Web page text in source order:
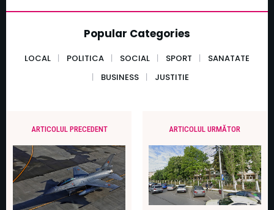
Popular Categories
LOCAL POLITICA SOCIAL SPORT
SANATATE
BUSINESS
JUSTITIE
ARTICOLUL PRECEDENT ARTICOLUL URMĂTOR